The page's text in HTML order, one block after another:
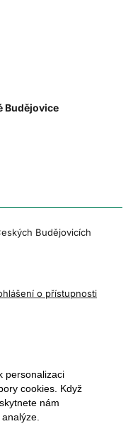
Budějovice
Budějovicích
o přístupnosti
personalizaci
cookies. Když
nám